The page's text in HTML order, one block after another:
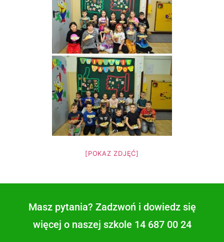
[POKAZ ZDJĘĆ]
Masz pytania? Zadzwoń i dowiedz się
więcej o naszej szkole 14 687 00 24